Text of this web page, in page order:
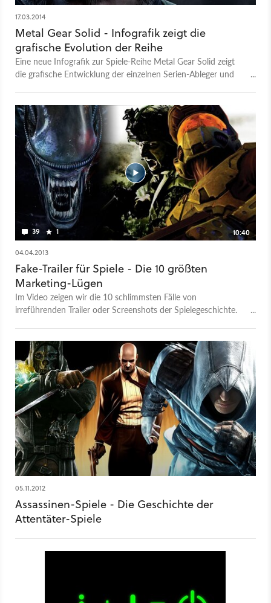
17.03.2014
Metal Gear Solid - Infografik zeigt die
grafische Evolution der Reihe
Eine neue Infografik zur Spiele-Reihe Metal Gear Solid zeigt
die grafische Entwicklung der einzelnen Serien-Ableger und
39 1
10:40
04.04.2013
Fake-Trailer für Spiele - Die 10 größten
Marketing-Lügen
Im Video zeigen wir die 10 schlimmsten Fälle von
irreführenden Trailer oder Screenshots der Spielegeschichte.
05.11.2012
Assassinen-Spiele - Die Geschichte der
Attentäter-Spiele